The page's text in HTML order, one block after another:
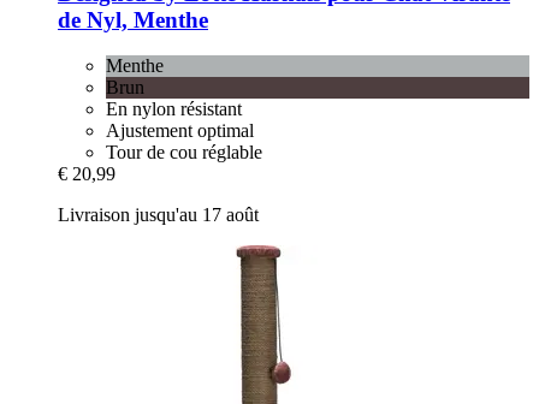
de Nyl, Menthe
Menthe
Brun
En nylon résistant
Ajustement optimal
Tour de cou réglable
€ 20,99
Livraison jusqu'au 17 août